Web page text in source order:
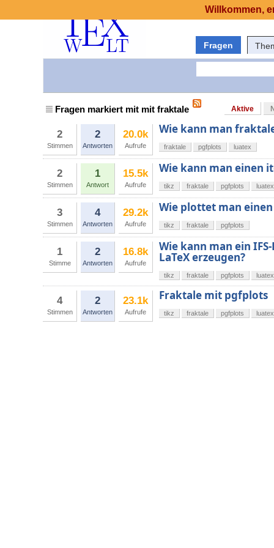
Fragen
Fragen markiert mit mit fraktale Aktive
2
Stimmen
2
Antworten
20.0k
Aufrufe
Wie kann man
fraktale pgfplots luatex
2
Stimmen
1
Antwort
15.5k
Aufrufe
Wie kann man einen
tikz fraktale pgfplots luatex
3
Stimmen
4
Antworten
29.2k
Aufrufe
Wie plottet man
tikz fraktale pgfplots
1
Stimme
2
Antworten
16.8k
Aufrufe
Wie kann man ein
LaTeX erzeugen?
tikz fraktale pgfplots luatex
4
Stimmen
2
Antworten
23.1k
Aufrufe
Fraktale mit pgfplots
tikz fraktale pgfplots luatex
Willkommen,